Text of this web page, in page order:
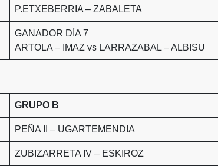
P.ETXEBERRIA – ZABALETA
GANADOR DÍA 7
ARTOLA – IMAZ vs LARRAZABAL – ALBISU
GRUPO B
PEÑA II – UGARTEMENDIA
ZUBIZARRETA IV – ESKIROZ